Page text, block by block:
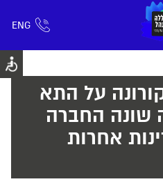
ENG
ומידע אזור אישי
קמפוס דימונה חיי
על התא
שונה החברה
אחרות